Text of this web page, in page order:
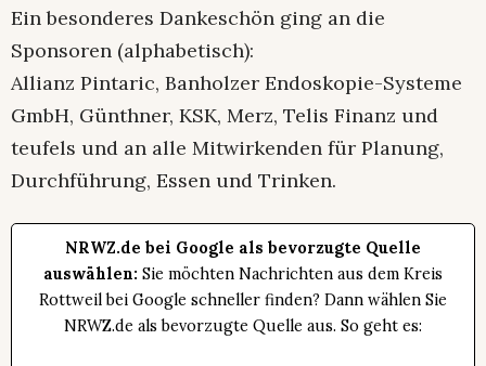
Ein besonderes Dankeschön ging an die
Sponsoren (alphabetisch):
Allianz Pintaric, Banholzer Endoskopie-Systeme
GmbH, Günthner, KSK, Merz, Telis Finanz und
teufels und an alle Mitwirkenden für Planung,
Durchführung, Essen und Trinken.
NRWZ.de bei Google als bevorzugte Quelle
auswählen: Sie möchten Nachrichten aus dem Kreis
Rottweil bei Google schneller finden? Dann wählen Sie
NRWZ.de als bevorzugte Quelle aus. So geht es: